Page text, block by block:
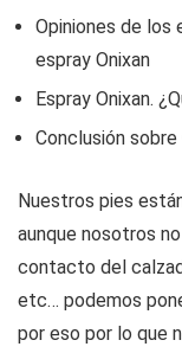
Opiniones de
espray Onixan
Espray Onixan.
Conclusión sobre
Nuestros pies
aunque nosotros
contacto del
etc… podemos
por eso por lo que